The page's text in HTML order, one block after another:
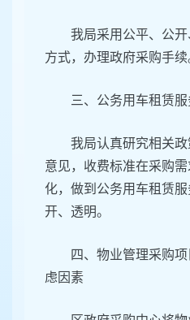
我局采用公平、公
方式，办理政府采购手续
三、公务用车租赁
我局认真研究相关
意见，收费标准在采购
化，做到公务用车租赁
开、透明。
四、物业管理采购
虑因素